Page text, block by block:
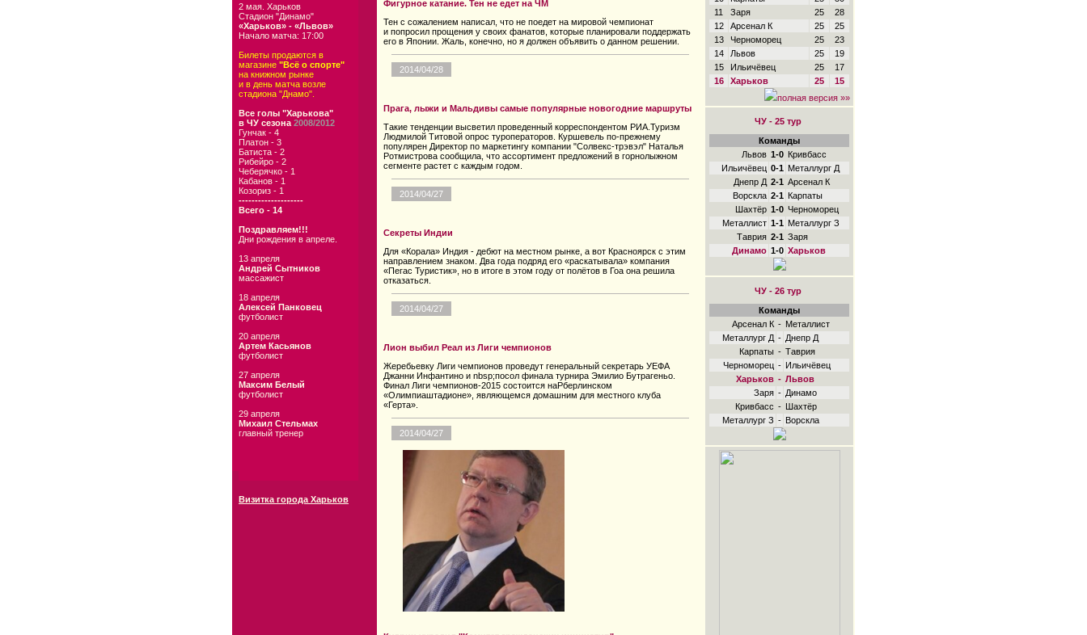
2 мая. Харьков
Стадион "Динамо"
«Харьков» - «Львов»
Начало матча: 17:00
Билеты продаются в
магазине "Всё о спорте"
на книжном рынке
и в день матча возле
стадиона "Днамо".
Все голы "Харькова"
в ЧУ сезона 2008/2012
Гунчак - 4
Платон - 3
Батиста - 2
Рибейро - 2
Чеберячко - 1
Кабанов - 1
Козориз - 1
--------------------
Всего - 14
Поздравляем!!!
Дни рождения в апреле.
13 апреля
Андрей Сытников
массажист
18 апреля
Алексей Панковец
футболист
20 апреля
Артем Касьянов
футболист
27 апреля
Максим Белый
футболист
29 апреля
Михаил Стельмах
главный тренер
Визитка города Харьков
Фигурное катание. Тен не едет на ЧМ
Тен с сожалением написал, что не поедет на мировой чемпионат
и попросил прощения у своих фанатов, которые планировали поддержать
его в Японии. Жаль, конечно, но я должен объявить о данном решении.
2014/04/28
Прага, лыжи и Мальдивы самые популярные новогодние маршруты
Такие тенденции высветил проведенный корреспондентом РИА.Туризм
Людмилой Титовой опрос туроператоров. Куршевель по-прежнему
популярен Директор по маркетингу компании "Солвекс-трэвэл" Наталья
Ротмистрова сообщила, что ассортимент предложений в горнолыжном
сегменте растет с каждым годом.
2014/04/27
Секреты Индии
Для «Корала» Индия - дебют на местном рынке, а вот Красноярск с этим
направлением знаком. Два года подряд его «раскатывала» компания
«Пегас Туристик», но в итоге в этом году от полётов в Гоа она решила
отказаться.
2014/04/27
Лион выбил Реал из Лиги чемпионов
Жеребьевку Лиги чемпионов проведут генеральный секретарь УЕФА
Джанни Инфантино и nbsp;посол финала турнира Эмилио Бутрагеньо.
Финал Лиги чемпионов-2015 состоится наPберлинском
«Олимпиаштадионе», являющемся домашним для местного клуба
«Герта».
2014/04/27
11
Заря 25
28
12
Арсенал К 25
25
13
Черноморец 25
23
14
Львов 25
19
15
Ильичёвец 25
17
16
Харьков 25
15
полная версия »»
ЧУ - 25 тур
Команды
Львов 1-0 Кривбасс
Ильичёвец 0-1 Металлург Д
Днепр Д 2-1 Арсенал К
Ворскла 2-1 Карпаты
Шахтёр 1-0 Черноморец
Металлист 1-1 Металлург З
Таврия 2-1 Заря
Динамо 1-0 Харьков
ЧУ - 26 тур
Команды
Арсенал К - Металлист
Металлург Д - Днепр Д
Карпаты - Таврия
Черноморец - Ильичёвец
Харьков - Львов
Заря - Динамо
Кривбасс - Шахтёр
Металлург З - Ворскла